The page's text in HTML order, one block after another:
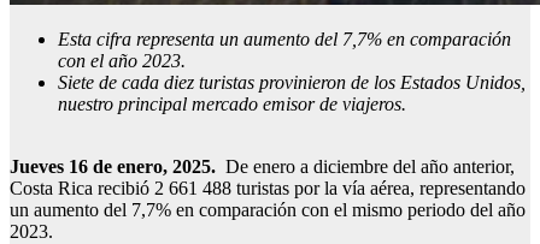
Esta cifra representa un aumento del 7,7% en comparación
con el año 2023.
Siete de cada diez turistas provinieron de los Estados Unidos,
nuestro principal mercado emisor de viajeros.
Jueves 16 de enero, 2025. De enero a diciembre del año anterior,
Costa Rica recibió 2 661 488 turistas por la vía aérea, representando
un aumento del 7,7% en comparación con el mismo periodo del año
2023.